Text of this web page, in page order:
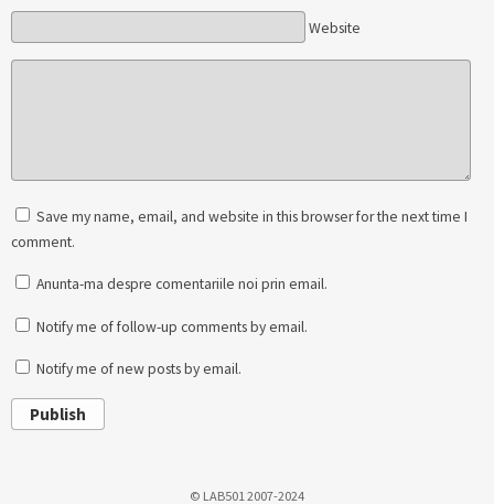
Website
Save my name, email, and website in this browser for the next time I
comment.
Anunta-ma despre comentariile noi prin email.
Notify me of follow-up comments by email.
Notify me of new posts by email.
Publish
© LAB501 2007-2024